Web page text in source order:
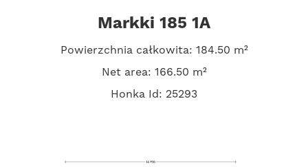
Markki 185 1A
Powierzchnia całkowita: 184.50 m²
Net area: 166.50 m²
Honka Id: 25293